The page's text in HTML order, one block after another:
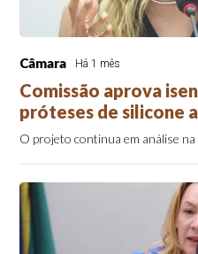
Câmara Há 1 mês
Comissão aprova
próteses de silicone
O projeto continua em análise